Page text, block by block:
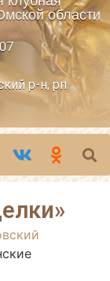
области
р-н, рп